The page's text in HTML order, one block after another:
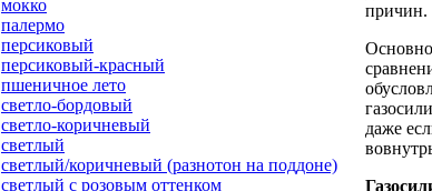
мокко
палермо
персиковый
персиковый-красный
пшеничное лето
светло-бордовый
светло-коричневый
светлый
светлый/коричневый (разнотон на поддоне)
светлый с розовым оттенком
причин.
даже